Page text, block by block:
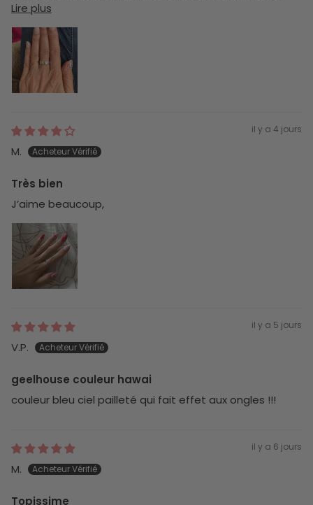
Lire plus
il y a 4 jours
M.
Très bien
J’aime beaucoup,
il y a 5 jours
V.P.
geelhouse couleur hawai
couleur bleu ciel pailleté qui fait effet aux ongles !!!
il y a 6 jours
M.
Topissime